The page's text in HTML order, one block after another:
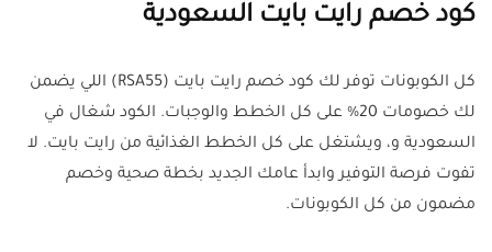
كود خصم رايت بايت السعودية
كل الكوبونات توفر لك كود خصم رايت بايت (RSA55) اللي يضمن
لك خصومات 20% على كل الخطط والوجبات. الكود شغال في
السعودية و، ويشتغل على كل الخطط الغذائية من رايت بايت. لا
تفوت فرصة التوفير وابدأ عامك الجديد بخطة صحية وخصم
مضمون من كل الكوبونات.